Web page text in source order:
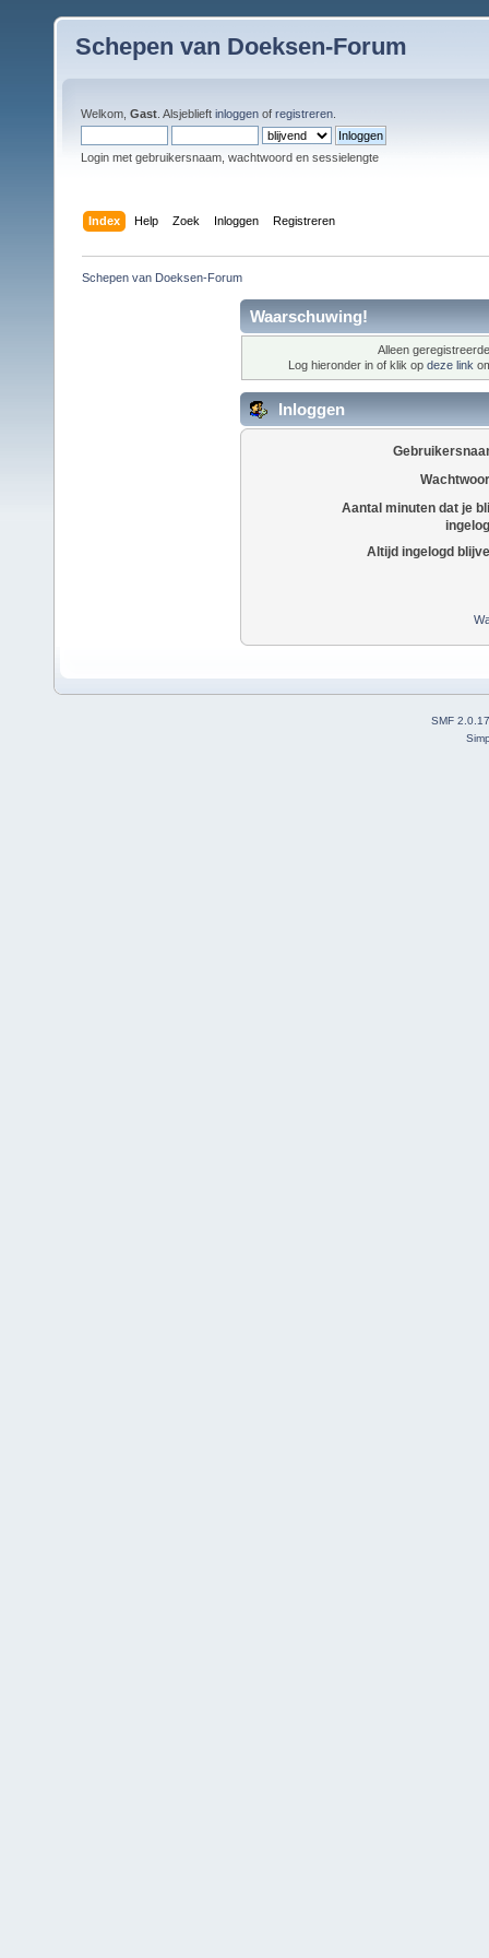
Schepen van Doeksen-Forum
Welkom, Gast . Alsjeblieft inloggen of registreren
Login met gebruikersnaam, wachtwoord en sessielengte
Index Help Zoek Inloggen Registreren
Schepen van Doeksen-Forum
Waarschuwing!
Alleen
Log hieronder in of klik op deze link
Inloggen
Aantal minuten dat je
Altijd ingelogd
SMF 2.0.17